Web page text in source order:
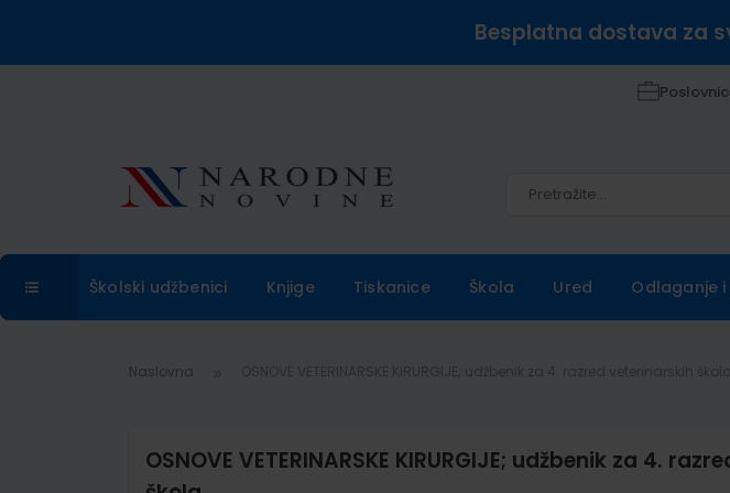
Besplatna dostava za
Školski udžbenici Knjige Tiskanice Škola Ured Odlaganje
Naslovna
OSNOVE VETERINARSKE KIRURGIJE; udžbenik za 4.